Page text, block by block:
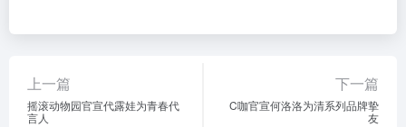
上一篇
摇滚动物园官宣代露娃为青春代
言人
下一篇
C咖官宣何洛洛为清系列品牌挚
友